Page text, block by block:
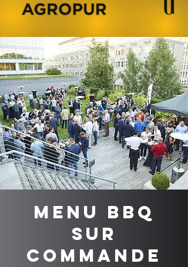
Menu BBQ
sur
commande